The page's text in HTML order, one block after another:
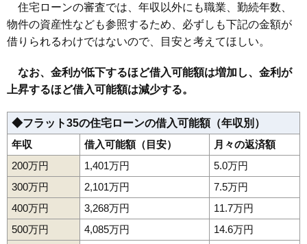
住宅ローンの審査では、年収以外にも職業、勤続年数、
物件の資産性なども参照するため、必ずしも下記の金額が
借りられるわけではないので、目安と考えてほしい。
なお、金利が低下するほど借入可能額は増加し、金利が
上昇するほど借入可能額は減少する。
◆フラット35の住宅ローンの借入可能額（年収別）
年収
借入可能額（目安）
月々の返済額
200万円
1,401万円
5.0万円
300万円
2,101万円
7.5万円
400万円
3,268万円
11.7万円
500万円
4,085万円
14.6万円